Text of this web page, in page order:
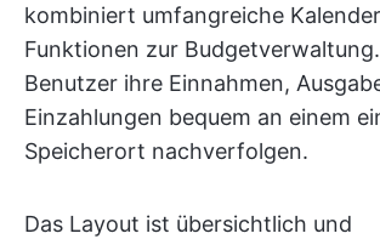
kombiniert umfangreiche
Funktionen zur
Benutzer ihre Einnahmen,
Einzahlungen bequem an einem
Speicherort nachverfolgen.
Das Layout ist übersichtlich und